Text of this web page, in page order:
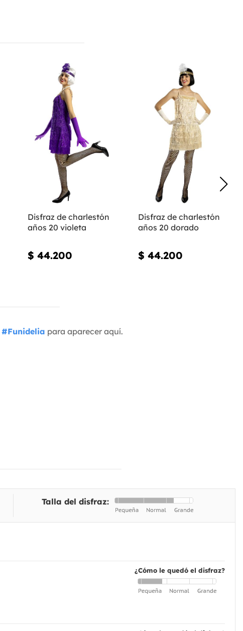
Disfraz de charlestón
años 20 violeta
$ 44.200
Disfraz de charlestón
años 20 dorado
$ 44.200
#Funidelia para aparecer aquí.
Talla del disfraz:
¿Cómo le quedó el disfraz?